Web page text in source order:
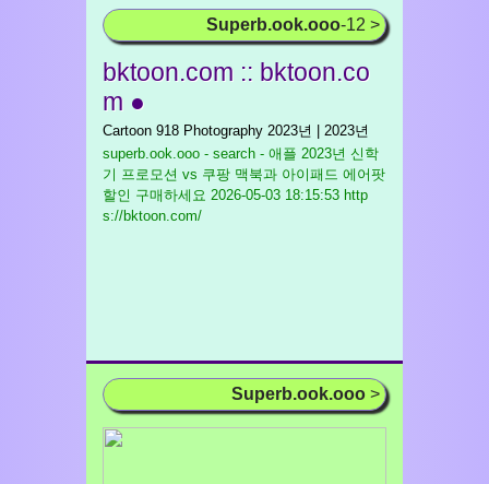
Superb.ook.ooo-12 >
bktoon.com :: bktoon.co
m ●
Cartoon 918 Photography 2023년 | 2023년
superb.ook.ooo - search - 애플 2023년 신학
기 프로모션 vs 쿠팡 맥북과 아이패드 에어팟
할인 구매하세요 2026-05-03 18:15:53 http
s://bktoon.com/
Superb.ook.ooo >